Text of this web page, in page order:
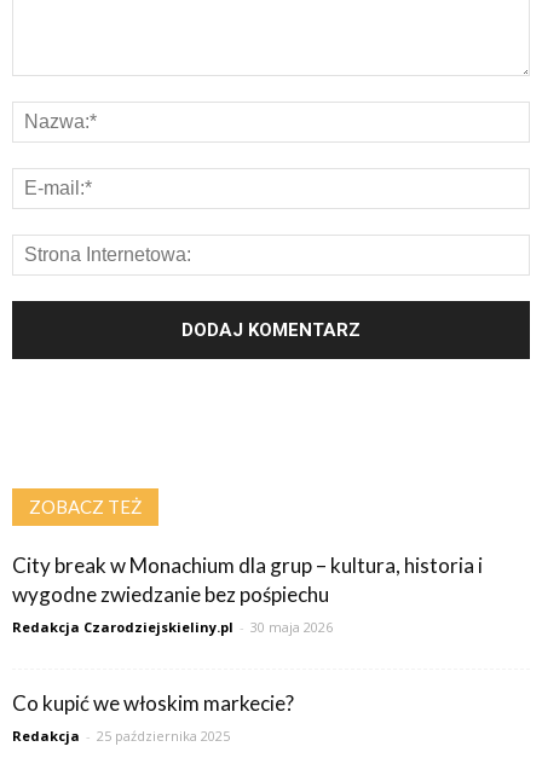
ZOBACZ TEŻ
City break w Monachium dla grup – kultura, historia i
wygodne zwiedzanie bez pośpiechu
Redakcja Czarodziejskieliny.pl - 30 maja 2026
Co kupić we włoskim markecie?
Redakcja - 25 października 2025